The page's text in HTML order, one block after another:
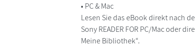
• PC & Mac
Lesen Sie das eBook direkt nach
Sony READER FOR PC/Mac oder
Meine Bibliothek“.